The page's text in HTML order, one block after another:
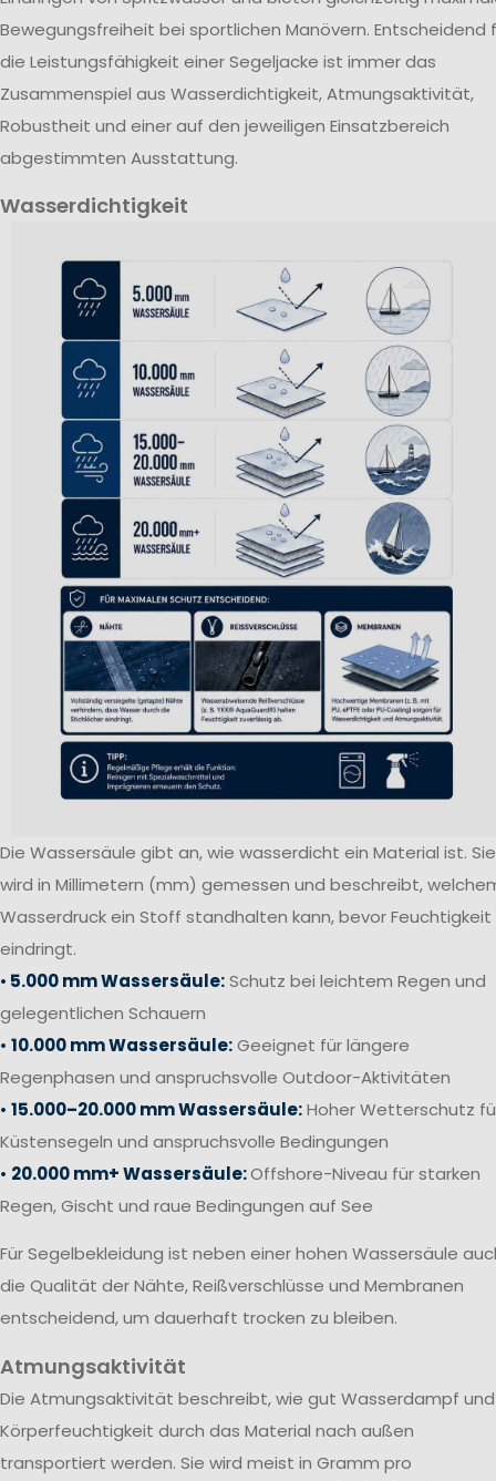
Bewegungsfreiheit bei sportlichen Manövern. Entscheidend
die Leistungsfähigkeit einer Segeljacke ist immer das
Zusammenspiel aus Wasserdichtigkeit, Atmungsaktivität,
Robustheit und einer auf den jeweiligen Einsatzbereich
abgestimmten Ausstattung.
Wasserdichtigkeit
Die Wassersäule gibt an, wie wasserdicht ein Material ist. Sie
wird in Millimetern (mm) gemessen und beschreibt,
Wasserdruck ein Stoff standhalten kann, bevor Feuchtigkeit
eindringt.
• 5.000 mm Wassersäule:Schutz bei leichtem Regen und
gelegentlichen Schauern
• 10.000 mm Wassersäule:Geeignet für längere
Regenphasen und anspruchsvolle Outdoor-Aktivitäten
• 15.000–20.000 mm Wassersäule:Hoher Wetterschutz
Küstensegeln und anspruchsvolle Bedingungen
• 20.000 mm+ Wassersäule:Offshore-Niveau für starken
Regen, Gischt und raue Bedingungen auf See
Für Segelbekleidung ist neben einer hohen Wassersäule
die Qualität der Nähte, Reißverschlüsse und Membranen
entscheidend, um dauerhaft trocken zu bleiben.
Atmungsaktivität
Die Atmungsaktivität beschreibt, wie gut Wasserdampf und
Körperfeuchtigkeit durch das Material nach außen
transportiert werden. Sie wird meist in Gramm pro